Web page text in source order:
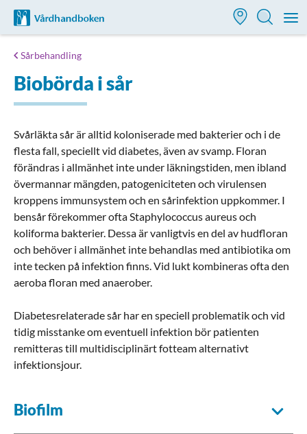
Till startsidan för Vårdhandboken
Sårbehandling
Biobörda i sår
Svårläkta sår är alltid koloniserade med bakterier och i de
flesta fall, speciellt vid diabetes, även av svamp. Floran
förändras i allmänhet inte under läkningstiden, men ibland
övermannar mängden, patogeniciteten och virulensen
kroppens immunsystem och en sårinfektion uppkommer. I
bensår förekommer ofta Staphylococcus aureus och
koliforma bakterier. Dessa är vanligtvis en del av hudfloran
och behöver i allmänhet inte behandlas med antibiotika om
inte tecken på infektion finns. Vid lukt kombineras ofta den
aeroba floran med anaerober.
Diabetesrelaterade sår har en speciell problematik och vid
tidig misstanke om eventuell infektion bör patienten
remitteras till multidisciplinärt fotteam alternativt
infektionsjour.
Biofilm